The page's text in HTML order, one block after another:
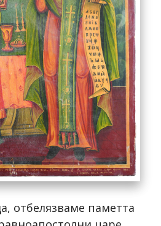
отбелязваме паметта